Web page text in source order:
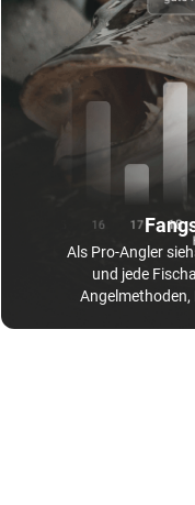
Als Pro-Angler
und jede
Angelmethoden,